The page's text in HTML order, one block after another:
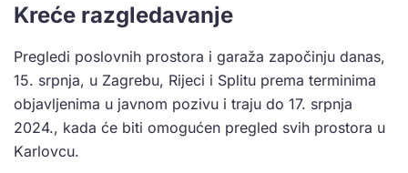
Kreće razgledavanje
Pregledi poslovnih prostora i garaža započinju danas,
15. srpnja, u Zagrebu, Rijeci i Splitu prema terminima
objavljenima u javnom pozivu i traju do 17. srpnja
2024., kada će biti omogućen pregled svih prostora u
Karlovcu.